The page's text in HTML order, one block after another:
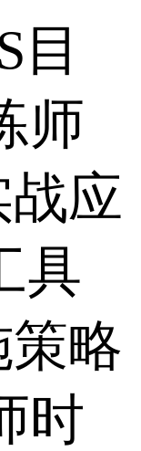
目
师
应
具
略
时